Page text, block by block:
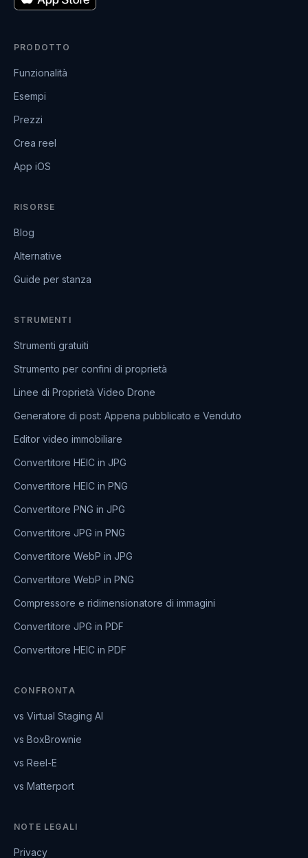
PRODOTTO
Funzionalità
Esempi
Prezzi
Crea reel
App iOS
RISORSE
Blog
Alternative
Guide per stanza
STRUMENTI
Strumenti gratuiti
Strumento per confini di proprietà
Linee di Proprietà Video Drone
Generatore di post: Appena pubblicato e Venduto
Editor video immobiliare
Convertitore HEIC in JPG
Convertitore HEIC in PNG
Convertitore PNG in JPG
Convertitore JPG in PNG
Convertitore WebP in JPG
Convertitore WebP in PNG
Compressore e ridimensionatore di immagini
Convertitore JPG in PDF
Convertitore HEIC in PDF
CONFRONTA
vs Virtual Staging AI
vs BoxBrownie
vs Reel-E
vs Matterport
NOTE LEGALI
Privacy